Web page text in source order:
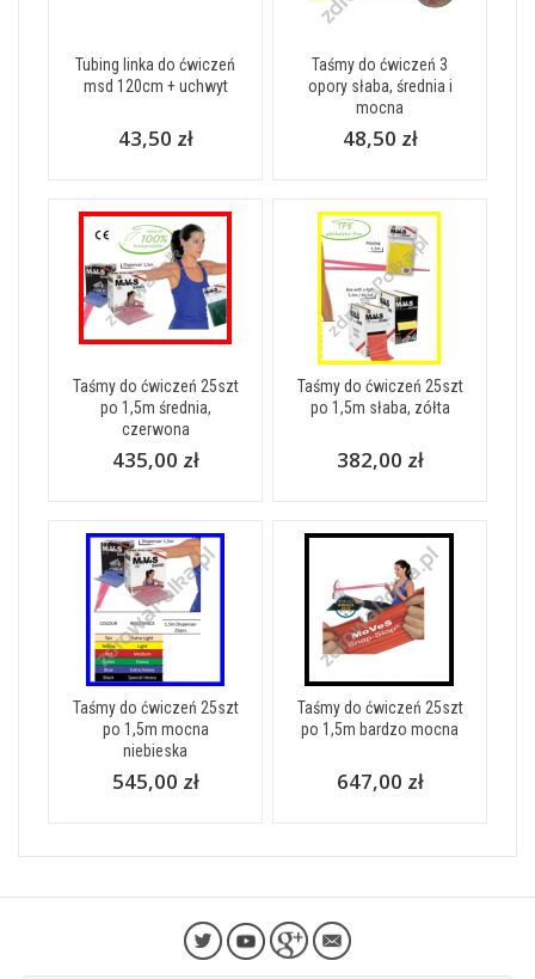
Tubing linka do ćwiczeń
msd 120cm + uchwyt
43,50 zł
Taśmy do ćwiczeń 3
opory słaba, średnia i
mocna
48,50 zł
Taśmy do ćwiczeń 25szt
po 1,5m średnia,
czerwona
435,00 zł
Taśmy do ćwiczeń 25szt
po 1,5m słaba, zółta
382,00 zł
Taśmy do ćwiczeń 25szt
po 1,5m mocna
niebieska
545,00 zł
Taśmy do ćwiczeń 25szt
po 1,5m bardzo mocna
647,00 zł